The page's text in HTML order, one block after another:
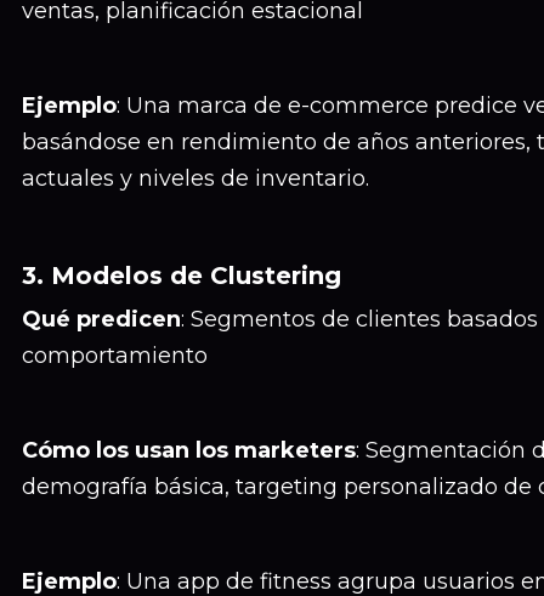
ventas, planificación estacional
Ejemplo: Una marca de e-commerce predice
basándose en rendimiento de años anteriores,
actuales y niveles de inventario.
3. Modelos de Clustering
Qué predicen: Segmentos de clientes
comportamiento
Cómo los usan los marketers: Segmentación
demografía básica, targeting personalizado de
Ejemplo: Una app de fitness agrupa usuarios